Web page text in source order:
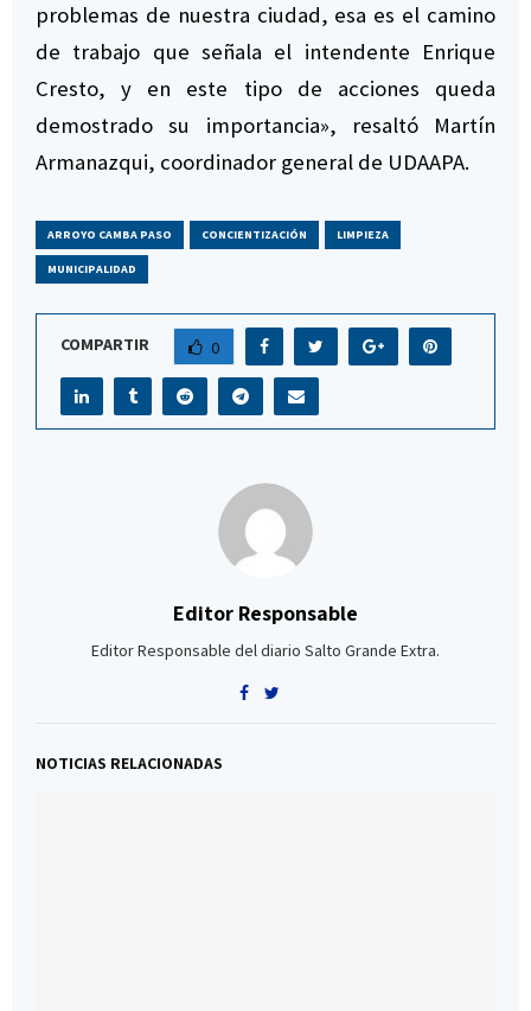
problemas de nuestra ciudad, esa es el camino
de trabajo que señala el intendente Enrique
Cresto, y en este tipo de acciones queda
demostrado su importancia», resaltó Martín
Armanazqui, coordinador general de UDAAPA.
ARROYO CAMBA PASO CONCIENTIZACIÓN LIMPIEZA
MUNICIPALIDAD
COMPARTIR 0
Editor Responsable
Editor Responsable del diario Salto Grande Extra.
NOTICIAS RELACIONADAS